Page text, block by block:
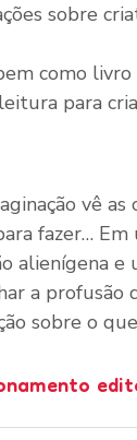
sobre
como
para
vê
fazer…
alienígena
a
sobre o